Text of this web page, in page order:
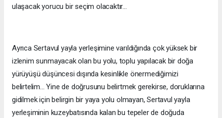
ulaşacak yorucu bir seçim olacaktır...
Ayrıca Sertavul yayla yerleşimine varıldığında çok yüksek bir
izlenim sunmayacak olan bu yolu, toplu yapılacak bir doğa
yürüyüşü düşüncesi dışında kesinlikle önermediğimizi
belirtelim... Yine de doğrusunu belirtmek gerekirse, doruklarına
gidilmek için belirgin bir yaya yolu olmayan, Sertavul yayla
yerleşiminin kuzeybatısında kalan bu tepeler de doğuda